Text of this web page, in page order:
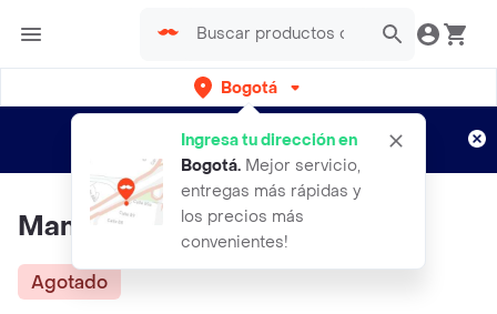
Bogotá
Ingresa tu dirección en
Bogotá. Mejor servicio,
entregas más rápidas y
los precios más
convenientes!
envíos gratis por semanas
Aplican TyC
Manzana Postobón 3 Litros
Agotado